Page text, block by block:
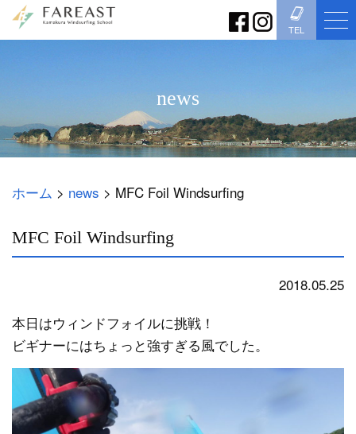
TEL
news
ホーム > news > MFC Foil Windsurfing
MFC Foil Windsurfing
2018.05.25
本日はウィンドフォイルに挑戦！
ビギナーにはちょっと強すぎる風でした。